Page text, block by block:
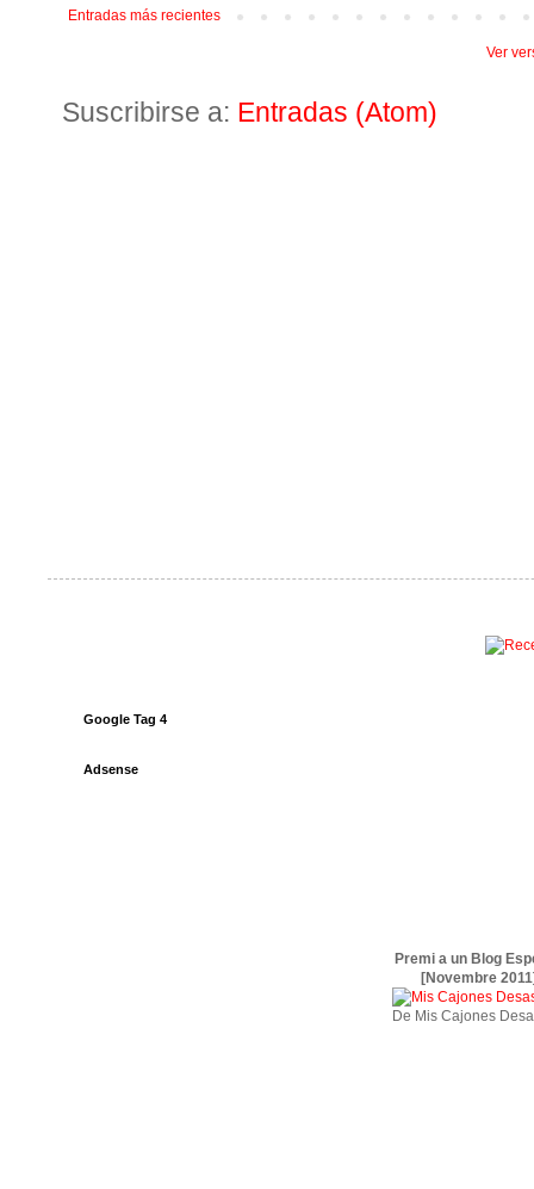
Entradas más recientes
Ver
Suscribirse a: Entradas (Atom)
Google Tag 4
Adsense
Premi a un Blog
[Novembre
De Mis Cajones